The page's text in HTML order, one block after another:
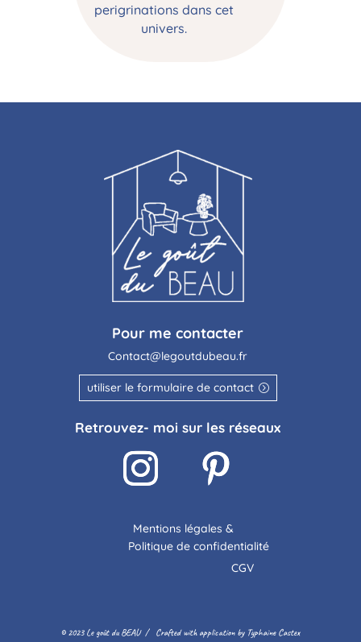
perigrinations dans cet
univers.
Pour me contacter
Contact@legoutdubeau.fr
utiliser le formulaire de contact
Retrouvez- moi sur les réseaux
Mentions légales &
Politique de confidentialité
CGV
©2023 Le goût du BEAU / Crafted with application by Typhaine Castex